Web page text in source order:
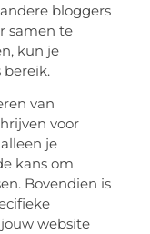
bloggers
samen te
kun je
bereik.
van
voor
je
kans om
Bovendien is
website